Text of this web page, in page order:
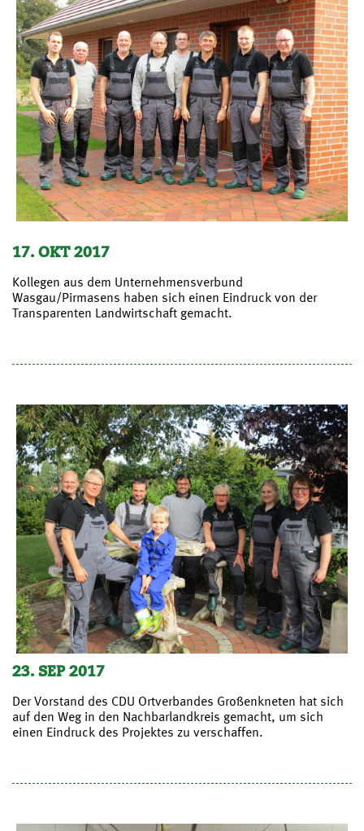
17. OKT 2017
Kollegen aus dem Unternehmensverbund
Wasgau/Pirmasens haben sich einen Eindruck von der
Transparenten Landwirtschaft gemacht.
23. SEP 2017
Der Vorstand des CDU Ortverbandes Großenkneten hat sich
auf den Weg in den Nachbarlandkreis gemacht, um sich
einen Eindruck des Projektes zu verschaffen.